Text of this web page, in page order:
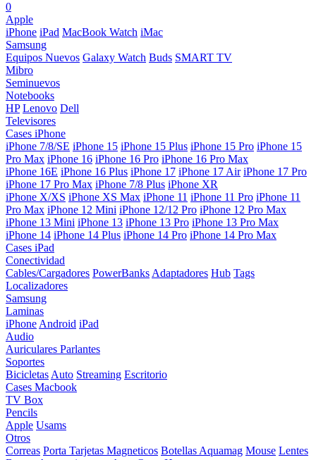
0
Apple
iPhone iPad MacBook Watch iMac
Samsung
Equipos Nuevos Galaxy Watch Buds SMART TV
Mibro
Seminuevos
Notebooks
HP Lenovo Dell
Televisores
Cases iPhone
iPhone 7/8/SE iPhone 15 iPhone 15 Plus iPhone 15 Pro iPhone 15
Pro Max iPhone 16 iPhone 16 Pro iPhone 16 Pro Max
iPhone 16E iPhone 16 Plus iPhone 17 iPhone 17 Air iPhone 17 Pro
iPhone 17 Pro Max iPhone 7/8 Plus iPhone XR
iPhone X/XS iPhone XS Max iPhone 11 iPhone 11 Pro iPhone 11
Pro Max iPhone 12 Mini iPhone 12/12 Pro iPhone 12 Pro Max
iPhone 13 Mini iPhone 13 iPhone 13 Pro iPhone 13 Pro Max
iPhone 14 iPhone 14 Plus iPhone 14 Pro iPhone 14 Pro Max
Cases iPad
Conectividad
Cables/Cargadores PowerBanks Adaptadores Hub Tags
Localizadores
Samsung
Laminas
iPhone Android iPad
Audio
Auriculares Parlantes
Soportes
Bicicletas Auto Streaming Escritorio
Cases Macbook
TV Box
Pencils
Apple Usams
Otros
Correas Porta Tarjetas Magneticos Botellas Aquamag Mouse Lentes